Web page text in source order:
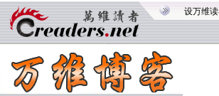
设万维